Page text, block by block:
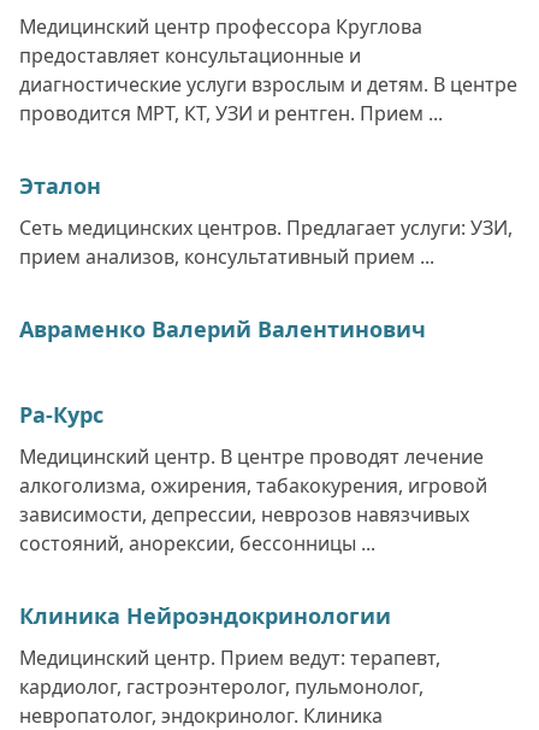
Медицинский центр профессора Круглова
предоставляет консультационные и
диагностические услуги взрослым и детям. В центре
проводится МРТ, КТ, УЗИ и рентген. Прием ...
Эталон
Сеть медицинских центров. Предлагает услуги: УЗИ,
прием анализов, консультативный прием ...
Авраменко Валерий Валентинович
Ра-Курс
Медицинский центр. В центре проводят лечение
алкоголизма, ожирения, табакокурения, игровой
зависимости, депрессии, неврозов навязчивых
состояний, анорексии, бессонницы ...
Клиника Нейроэндокринологии
Медицинский центр. Прием ведут: терапевт,
кардиолог, гастроэнтеролог, пульмонолог,
невропатолог, эндокринолог. Клиника